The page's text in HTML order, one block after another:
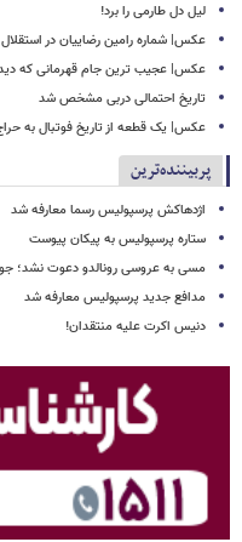
لیل دل طارمی را برد!
عکس| شماره رامین رضاییان در
عکس| عجیب ترین جام قهرمانی که
تاریخ احتمالی دربی مشخص شد
عکس| یک قطعه از تاریخ فوتبال به
پربیننده‌ترین
اژدهاکش پرسپولیس رسما معارفه شد
ستاره پرسپولیس به پیکان پیوست
مسی به عروسی رونالدو دعوت نشد؛
مدافع جدید پرسپولیس معارفه شد
دنیس اکرت علیه منتقدان!